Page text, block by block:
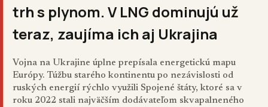
trh s plynom. V LNG dominujú už
teraz, zaujíma ich aj Ukrajina
Vojna na Ukrajine úplne prepísala energetickú mapu
Európy. Túžbu starého kontinentu po nezávislosti od
ruských energií rýchlo využili Spojené štáty, ktoré sa v
roku 2022 stali najväčším dodávateľom skvapalneného